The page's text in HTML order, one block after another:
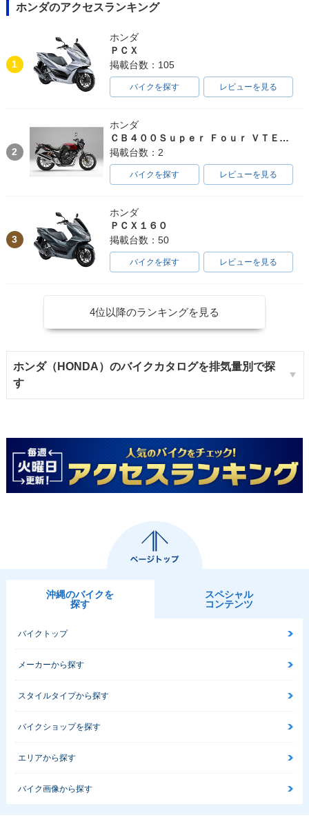
ホンダのアクセスランキング
1
ホンダ
ＰＣＸ
掲載台数：105
バイクを探す レビューを見る
2
ホンダ
ＣＢ４００Ｓｕｐｅｒ Ｆｏｕｒ ＶＴＥＣ ＳＰＥＣ３
掲載台数：2
バイクを探す レビューを見る
3
ホンダ
ＰＣＸ１６０
掲載台数：50
バイクを探す レビューを見る
4位以降のランキングを見る
ホンダ（HONDA）のバイクカタログを排気量別で探
す
沖縄のバイクを
探す
スペシャル
コンテンツ
バイクトップ
メーカーから探す
スタイルタイプから探す
バイクショップを探す
エリアから探す
バイク画像から探す